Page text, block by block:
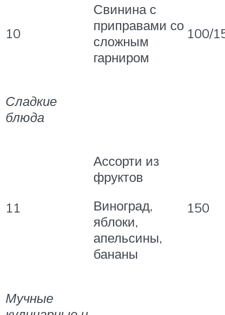
10
Свинина с
приправами со
сложным
гарниром
100/
Сладкие
блюда
11
Ассорти из
фруктов
Виноград,
яблоки,
апельсины,
бананы
150
Мучные